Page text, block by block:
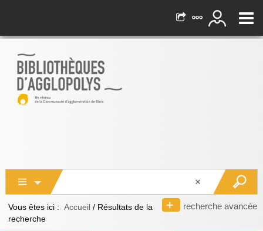
recherche avancée
Vous êtes ici : Accueil / Résultats de la
recherche